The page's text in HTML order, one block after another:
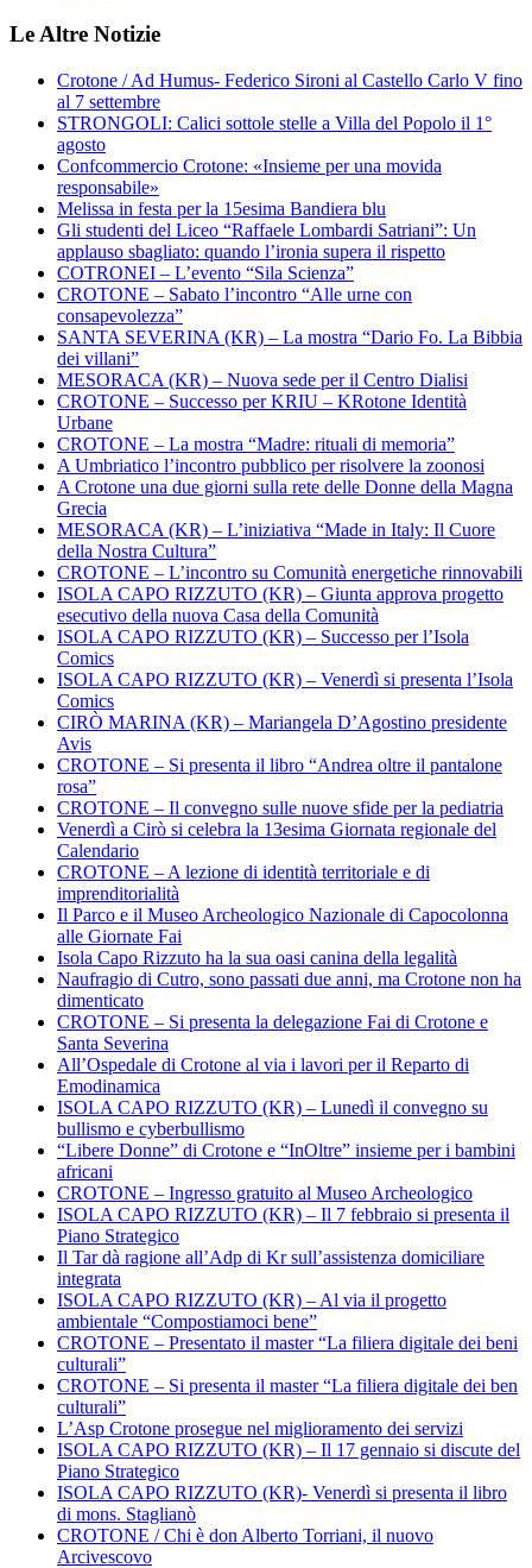
Le Altre Notizie
Crotone / Ad Humus- Federico Sironi al Castello Carlo V fino
al 7 settembre
STRONGOLI: Calici sottole stelle a Villa del Popolo il 1°
agosto
Confcommercio Crotone: «Insieme per una movida
responsabile»
Melissa in festa per la 15esima Bandiera blu
Gli studenti del Liceo “Raffaele Lombardi Satriani”: Un
applauso sbagliato: quando l’ironia supera il rispetto
COTRONEI – L’evento “Sila Scienza”
CROTONE – Sabato l’incontro “Alle urne con
consapevolezza”
SANTA SEVERINA (KR) – La mostra “Dario Fo. La Bibbia
dei villani”
MESORACA (KR) – Nuova sede per il Centro Dialisi
CROTONE – Successo per KRIU – KRotone Identità
Urbane
CROTONE – La mostra “Madre: rituali di memoria”
A Umbriatico l’incontro pubblico per risolvere la zoonosi
A Crotone una due giorni sulla rete delle Donne della Magna
Grecia
MESORACA (KR) – L’iniziativa “Made in Italy: Il Cuore
della Nostra Cultura”
CROTONE – L’incontro su Comunità energetiche rinnovabili
ISOLA CAPO RIZZUTO (KR) – Giunta approva progetto
esecutivo della nuova Casa della Comunità
ISOLA CAPO RIZZUTO (KR) – Successo per l’Isola
Comics
ISOLA CAPO RIZZUTO (KR) – Venerdì si presenta l’Isola
Comics
CIRÒ MARINA (KR) – Mariangela D’Agostino presidente
Avis
CROTONE – Si presenta il libro “Andrea oltre il pantalone
rosa”
CROTONE – Il convegno sulle nuove sfide per la pediatria
Venerdì a Cirò si celebra la 13esima Giornata regionale del
Calendario
CROTONE – A lezione di identità territoriale e di
imprenditorialità
Il Parco e il Museo Archeologico Nazionale di Capocolonna
alle Giornate Fai
Isola Capo Rizzuto ha la sua oasi canina della legalità
Naufragio di Cutro, sono passati due anni, ma Crotone non ha
dimenticato
CROTONE – Si presenta la delegazione Fai di Crotone e
Santa Severina
All’Ospedale di Crotone al via i lavori per il Reparto di
Emodinamica
ISOLA CAPO RIZZUTO (KR) – Lunedì il convegno su
bullismo e cyberbullismo
“Libere Donne” di Crotone e “InOltre” insieme per i bambini
africani
CROTONE – Ingresso gratuito al Museo Archeologico
ISOLA CAPO RIZZUTO (KR) – Il 7 febbraio si presenta il
Piano Strategico
Il Tar dà ragione all’Adp di Kr sull’assistenza domiciliare
integrata
ISOLA CAPO RIZZUTO (KR) – Al via il progetto
ambientale “Compostiamoci bene”
CROTONE – Presentato il master “La filiera digitale dei beni
culturali”
CROTONE – Si presenta il master “La filiera digitale dei ben
culturali”
L’Asp Crotone prosegue nel miglioramento dei servizi
ISOLA CAPO RIZZUTO (KR) – Il 17 gennaio si discute del
Piano Strategico
ISOLA CAPO RIZZUTO (KR)- Venerdì si presenta il libro
di mons. Staglianò
CROTONE / Chi è don Alberto Torriani, il nuovo
Arcivescovo